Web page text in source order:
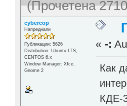
(Прочетена
cybercop
Напреднали
Публикации: 5626
Distribution: Ubuntu LTS,
CENTOS 6.x
Window Manager: Xfce,
Gnome 2
«-:
Как
КДЕ-